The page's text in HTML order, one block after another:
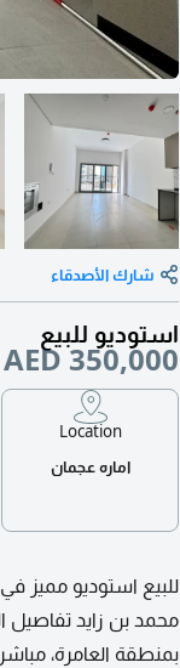
شارك الأصدقاء
استوديو للبيع
AED 350,000
Location
اماره عجمان
للبيع استوديو مميز
محمد بن زايد تفاصيل
بمنطقة العامرة،